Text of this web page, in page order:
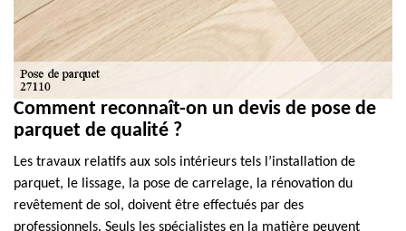
Comment reconnaît-on un devis de pose de
parquet de qualité ?
Les travaux relatifs aux sols intérieurs tels l’installation de
parquet, le lissage, la pose de carrelage, la rénovation du
revêtement de sol, doivent être effectués par des
professionnels. Seuls les spécialistes en la matière peuvent